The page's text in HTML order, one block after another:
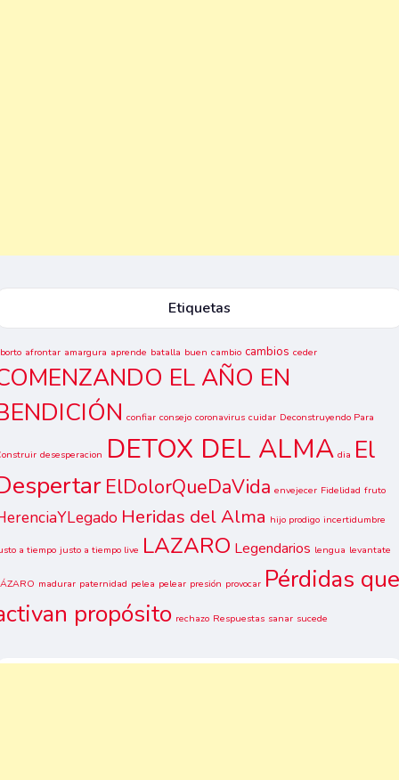
Etiquetas
afrontar amargura aprende batalla buen cambio cambios ceder
EL AÑO EN
confiar consejo coronavirus cuidar Deconstruyendo Para
desesperacion DETOX DEL ALMA dia El
ElDolorQueDaVida envejecer Fidelidad fruto
Heridas del Alma hijo prodigo incertidumbre
a tiempo justo a tiempo live LAZARO Legendarios lengua levantate
madurar paternidad pelea pelear presión provocar Pérdidas que
propósito rechazo Respuestas sanar sucede